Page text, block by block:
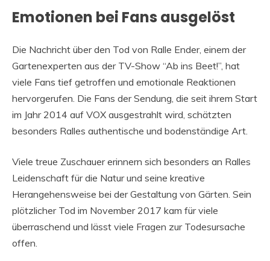
Emotionen bei Fans ausgelöst
Die Nachricht über den Tod von Ralle Ender, einem der
Gartenexperten aus der TV-Show “Ab ins Beet!”, hat
viele Fans tief getroffen und emotionale Reaktionen
hervorgerufen. Die Fans der Sendung, die seit ihrem Start
im Jahr 2014 auf VOX ausgestrahlt wird, schätzten
besonders Ralles authentische und bodenständige Art.
Viele treue Zuschauer erinnern sich besonders an Ralles
Leidenschaft für die Natur und seine kreative
Herangehensweise bei der Gestaltung von Gärten. Sein
plötzlicher Tod im November 2017 kam für viele
überraschend und lässt viele Fragen zur Todesursache
offen.